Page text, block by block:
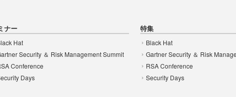
ナー
Hat
Security ＆ Risk Management Summit
Conference
Days
特集
Black Hat
Gartner Security ＆ Risk
RSA Conference
Security Days